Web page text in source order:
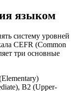
языком
систему уровней
CEFR (Common
три основные
B2 (Upper-